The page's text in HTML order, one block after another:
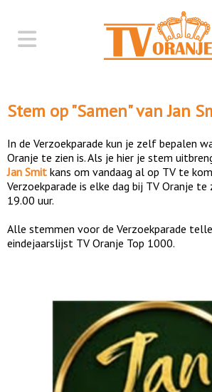
Stem op "Samen" vanJan
In de Verzoekparade kun je zelf bepalen
Oranje te zien is. Als je hier je stem
Jan Smit kans om vandaag al op TV te
Verzoekparade is elke dag bij TV Oranje
19.00 uur.
Alle stemmen voor de Verzoekparade
eindejaarslijst TV Oranje Top 1000.